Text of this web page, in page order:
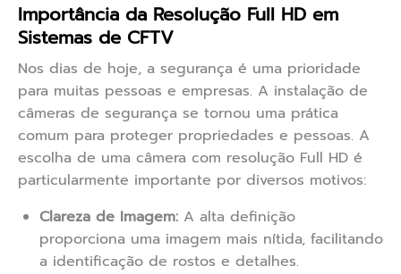
Importância da Resolução Full HD em
Sistemas de CFTV
Nos dias de hoje, a segurança é uma prioridade
para muitas pessoas e empresas. A instalação de
câmeras de segurança se tornou uma prática
comum para proteger propriedades e pessoas. A
escolha de uma câmera com resolução Full HD é
particularmente importante por diversos motivos:
Clareza de Imagem: A alta definição
proporciona uma imagem mais nítida, facilitando
a identificação de rostos e detalhes.